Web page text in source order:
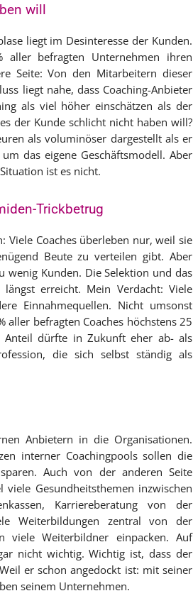
will
liegt im Desinteresse der Kunden.
befragten Unternehmen ihren
Seite: Von den Mitarbeitern dieser
liegt nahe, dass Coaching-Anbieter
als viel höher einschätzen als der
der Kunde schlicht nicht haben will?
als voluminöser dargestellt als er
das eigene Geschäftsmodell. Aber
ist es nicht.
Trickbetrug
Viele Coaches überleben nur, weil sie
Beute zu verteilen gibt. Aber
Kunden. Die Selektion und das
erreicht. Mein Verdacht: Viele
Einnahmequellen. Nicht umsonst
aller befragten Coaches höchstens 25
Anteil dürfte in Zukunft eher ab- als
die sich selbst ständig als
Anbietern in die Organisationen.
interner Coachingpools sollen die
Auch von der anderen Seite
Gesundheitsthemen inzwischen
Karriereberatung von der
Weiterbildungen zentral von der
viele Weiterbildner einpacken. Auf
nicht wichtig. Wichtig ist, dass der
er schon angedockt ist: mit seiner
seinem Unternehmen.